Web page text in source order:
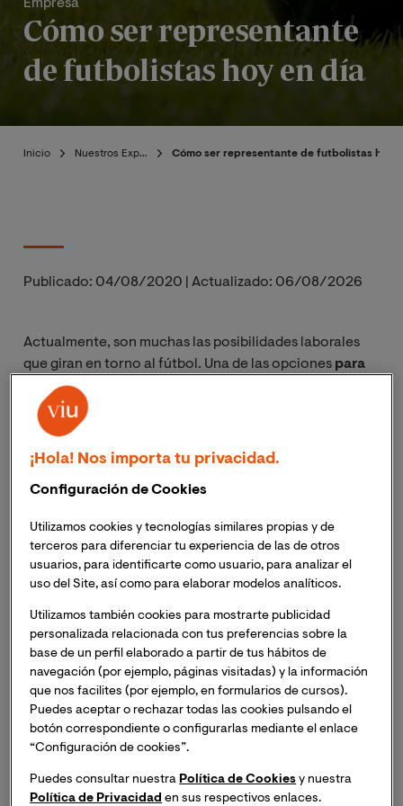
Empresa
Cómo ser representante
de futbolistas hoy en día
Inicio Nuestros Expertos Cómo ser representante de futbolistas hoy
Publicado: 04/08/2020 Actualizado: 06/08/2026
Actualmente, son muchas las posibilidades laborales
que giran en torno al fútbol. Una de las opciones para
trabajar en el mundo del deporte es ser
representante de deportistas
futbolistas.
preocupados por buscar información y cursos para
prepararse de la mejor forma el examen de la Real
Federación Española de Fútbol que otorgaba la
licencia, peroeste examen ya no es necesario, como
tampoco lo es la licencia. Hoy en día, cualquier
profesional de la intermediación de futbolistas.
El cambio en la reglamentación se produjo hace
cinco años, más concretamente el 1 de abril de 2015
cuando se comenzaron a aplicar las nuevas normas de
la FIFA en relación a la figura de los representantes y la
de cada país.
¡Hola! Nos importa tu privacidad.
Configuración de Cookies
Utilizamos cookies y tecnologías similares propias y de
terceros para diferenciar tu experiencia de las de otros
usuarios, para identificarte como usuario, para analizar el
uso del Site, así como para elaborar modelos analíticos.
Utilizamos también cookies para mostrarte publicidad
personalizada relacionada con tus preferencias sobre la
base de un perfil elaborado a partir de tus hábitos de
navegación (por ejemplo, páginas visitadas) y la información
que nos facilites (por ejemplo, en formularios de cursos).
Puedes aceptar o rechazar todas las cookies pulsando el
botón correspondiente o configurarlas mediante el enlace
“Configuración de cookies”.
Puedes consultar nuestra Política de Cookies y nuestra
Política de Privacidad en sus respectivos enlaces.